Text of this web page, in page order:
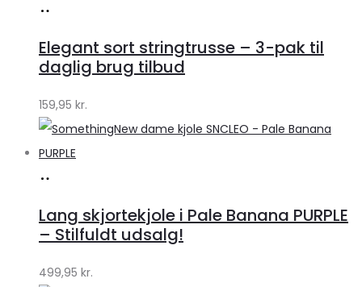
Klædeskabet.dk
Elegant sort stringtrusse – 3-pak til
daglig brug tilbud
159,95 kr.
Klædeskabet.dk
Lang skjortekjole i Pale Banana PURPLE
– Stilfuldt udsalg!
499,95 kr.